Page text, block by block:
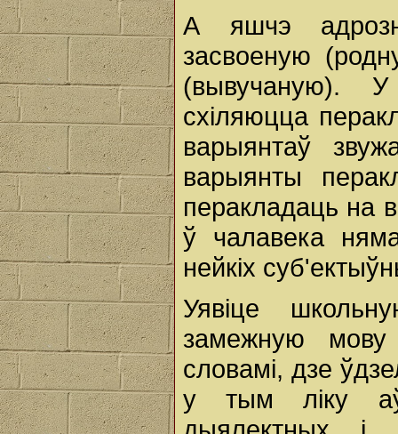
А яшчэ
засвоеную
(вывучаную).
схіляюцца
варыянтаў
варыянты
перакладаць на
ў чалавека
нейкіх
Уявіце
замежную мову
словамі, дзе
у тым ліку